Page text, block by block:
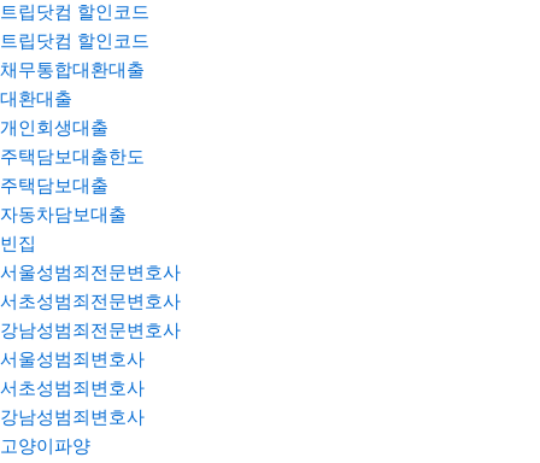
트립닷컴 할인코드
트립닷컴 할인코드
채무통합대환대출
대환대출
개인회생대출
주택담보대출한도
주택담보대출
자동차담보대출
빈집
서울성범죄전문변호사
서초성범죄전문변호사
강남성범죄전문변호사
서울성범죄변호사
서초성범죄변호사
강남성범죄변호사
고양이파양